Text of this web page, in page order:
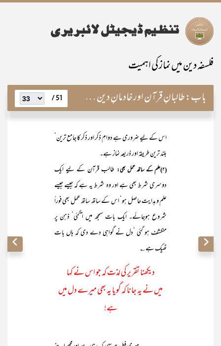
فلسفہ دین میں نماز کی اہمیت
باب:طالبانِ قرآن اور خادمانِ دین کے لیے نماز کی خصوصی اہمیت 51 /
اس کے لیے ضروری ہے دوامِ ذکر اور ذکر کا جامع ترین‘
بلند ترین طریقہ اور ذریعہ نماز ہے۔
(۲)علم کے ساتھ عمل بھی:
طالب قرآن کے لیے ایک
دوسری شرط بھی ہے اور وہ شرط یہ ہے کہ جیسے جیسے
علم و ہدایت حاصل ہو‘ اس کے ساتھ ساتھ عمل بھی فوراً
شروع ہوجائے۔ ایک بات سمجھ میں ا ٓگئی‘ ذہن پر
منکشف ہو گئی ‘دل نے گواہی دے دی کہ ہاں بات
ٹھیک ہے ؎
دیکھنا تقریر کی لذت کہ جو اس نے کہا
میں نے یہ جانا کہ گویا یہ بھی میرے دل میں
ہے!